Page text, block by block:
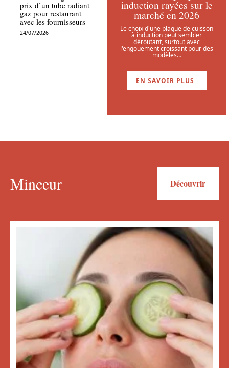
prix d’un tube radiant
gaz pour restaurant
avec les fournisseurs
24/07/2026
induction rayées sur le
marché en 2026
Le choix d'une plaque de cuisson
à induction peut sembler
déroutant, surtout avec
l'engouement croissant pour des
modèles…
EN SAVOIR PLUS
Minceur Découvrir